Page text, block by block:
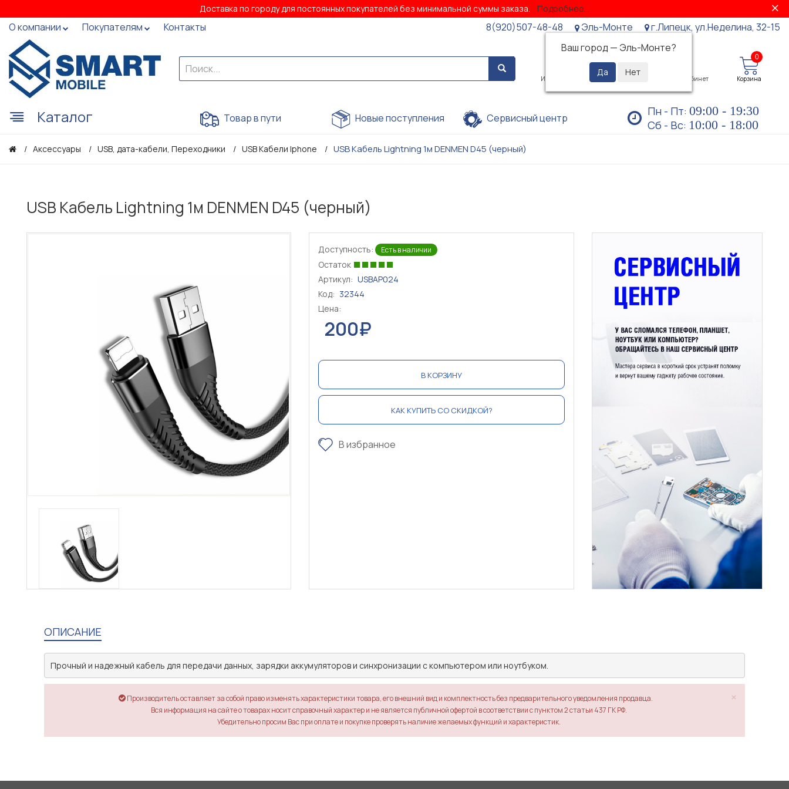
Доставка по городу для постоянных покупателей без минимальной суммы заказа. Подробнее...
О компании Покупателям Контакты 8(920)507-48-48
Эль-Монте
Ваш город — Эль-Монте?
г.Липецк, ул.Неделина, 32-15
Избранное Просмотренные Личный кабинет
0
Корзина
Каталог Товар в пути Новые поступления Сервисный центр Пн - Пт: 09:00 - 19:30
Сб - Вс: 10:00 - 18:00
Аксессуары USB, дата-кабели, Переходники USB Кабели Iphone USB Кабель Lightning 1м DENMEN D45 (черный)
USB Кабель Lightning 1м DENMEN D45 (черный)
Доступность: Есть в наличии
Остаток
Артикул: USBAP024
Код: 32344
Цена:
200₽
В КОРЗИНУ
КАК КУПИТЬ СО СКИДКОЙ?
В избранное
ОПИСАНИЕ
Прочный и надежный кабель для передачи данных, зарядки аккумуляторов и синхронизации с компьютером или ноутбуком.
×
Производитель оставляет за собой право изменять характеристики товара, его внешний вид и комплектность без предварительного уведомления продавца.
Вся информация на сайте о товарах носит справочный характер и не является публичной офертой в соответствии с пунктом 2 статьи 437 ГК РФ.
Убедительно просим Вас при оплате и покупке проверять наличие желаемых функций и характеристик.